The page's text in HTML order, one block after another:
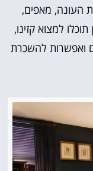
העונה, מאפים,
תוכלו למצוא קזינו,
ואפשרות להשכרת